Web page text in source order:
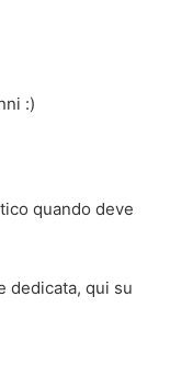
:)
quando deve
dedicata, qui su